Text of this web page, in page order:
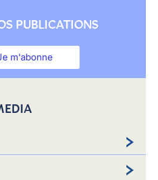
PUBLICATIONS
m'abonne